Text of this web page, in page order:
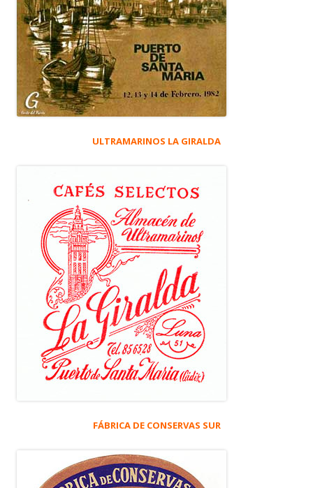
ULTRAMARINOS LA GIRALDA
FÁBRICA DE CONSERVAS SUR